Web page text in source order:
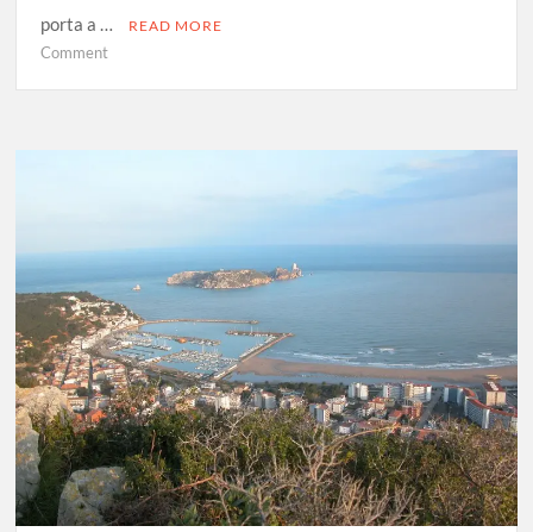
porta a …
READ MORE
Commenton
al
del
Montgrí